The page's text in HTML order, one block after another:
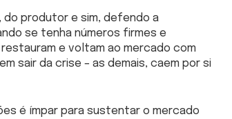
do produtor e sim, defendo a
se tenha números firmes e
e voltam ao mercado com
sair da crise – as demais, caem por si
é ímpar para sustentar o mercado